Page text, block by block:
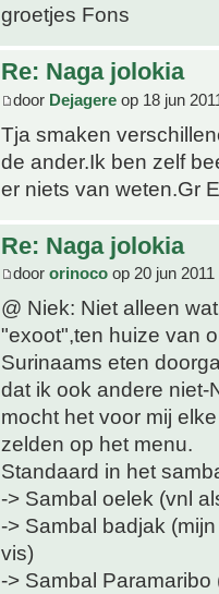
groetjes Fons
Re: Naga jolokia
door Dejagere op 18 jun
Tja smaken
de ander.Ik ben zelf
er niets van weten.Gr
Re: Naga jolokia
door orinoco op 20 jun 2011
@ Niek: Niet alleen
"exoot",ten huize van
Surinaams eten
dat ik ook andere
mocht het voor mij
zelden op het menu.
Standaard in het
-> Sambal oelek (vnl
-> Sambal badjak
vis)
-> Sambal